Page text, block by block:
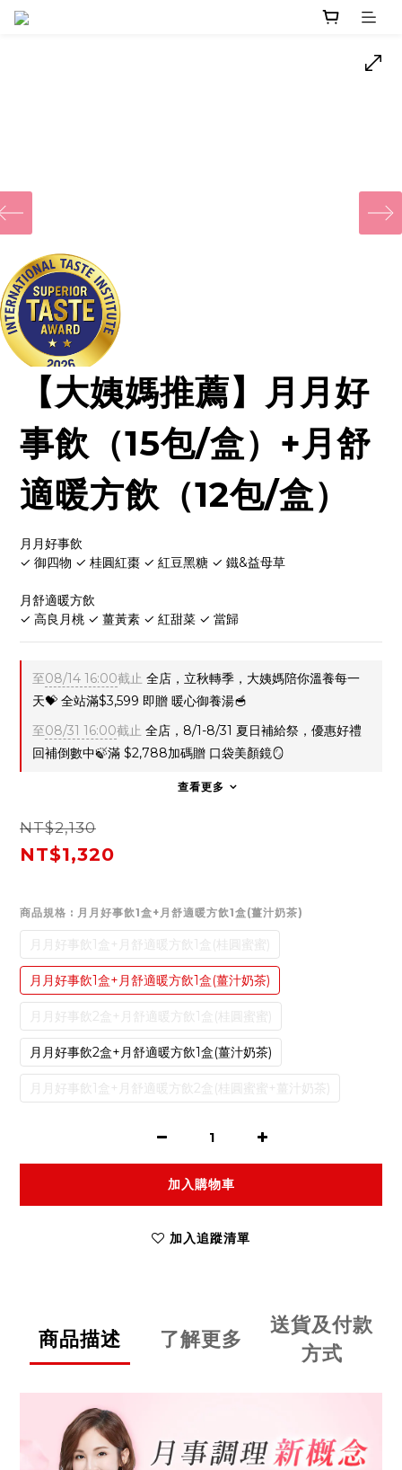
【大姨媽推薦】月月好
事飲（15包/盒）+月舒
適暖方飲（12包/盒）
月月好事飲
✓ 御四物 ✓ 桂圓紅棗 ✓ 紅豆黑糖 ✓ 鐵&益母草
月舒適暖方飲
✓ 高良月桃 ✓ 薑黃素 ✓ 紅甜菜 ✓ 當歸
至08/14 16:00截止 全店，立秋轉季，大姨媽陪你溫養每一
天💝 全站滿$3,599 即贈 暖心御養湯🥣
至08/31 16:00截止 全店，8/1-8/31 夏日補給祭，優惠好禮
回補倒數中🍃滿 $2,788加碼贈 口袋美顏鏡🪞
查看更多
NT$2,130
NT$1,320
商品規格 : 月月好事飲1盒+月舒適暖方飲1盒(薑汁奶茶)
月月好事飲1盒+月舒適暖方飲1盒(桂圓蜜蜜)
月月好事飲1盒+月舒適暖方飲1盒(薑汁奶茶)
月月好事飲2盒+月舒適暖方飲1盒(桂圓蜜蜜)
月月好事飲2盒+月舒適暖方飲1盒(薑汁奶茶)
月月好事飲1盒+月舒適暖方飲2盒(桂圓蜜蜜+薑汁奶茶)
加入購物車
加入追蹤清單
商品描述 了解更多
送貨及付款
方式